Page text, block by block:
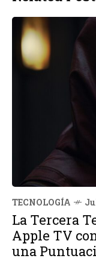
TECNOLOGÍA
La Tercera
Apple TV
una